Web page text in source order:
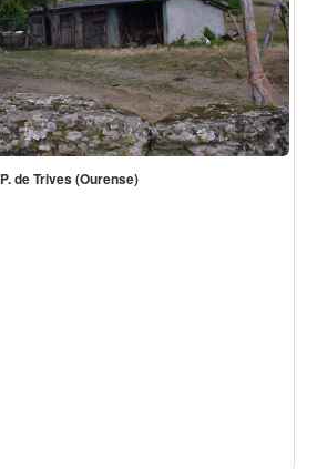
P. de Trives (Ourense)